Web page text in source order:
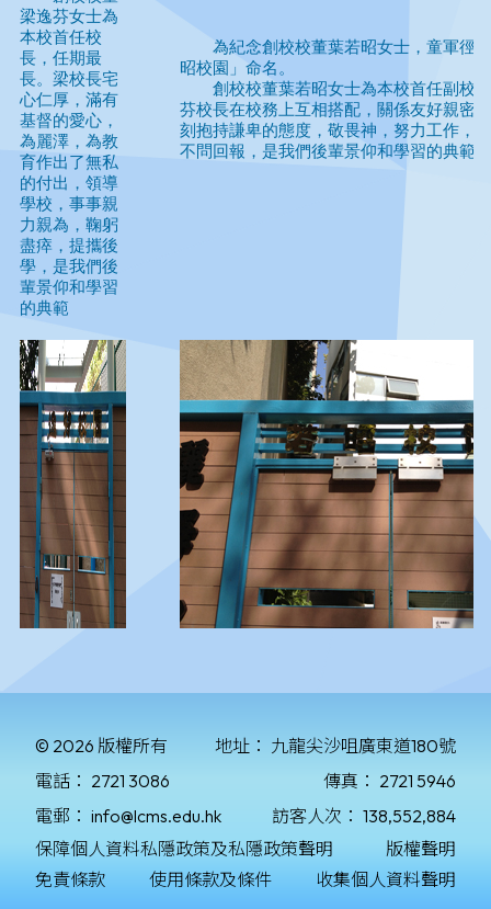
© 2026 版權所有 地址： 九龍尖沙咀廣東道180號
電話： 2721 3086 傳真： 2721 5946
電郵： info@lcms.edu.hk 訪客人次： 138,552,884
保障個人資料私隱政策及私隱政策聲明
版權聲明
免責條款
使用條款及條件 收集個人資料聲明